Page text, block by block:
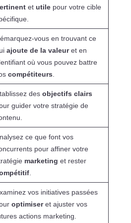
et utilepour votre cible
vous en trouvant ce
ajoute de la valeuret en
où vous pouvez battre
compétiteurs
des objectifs clairs
guider votre stratégie de
ce que font vos
pour affiner votre
marketing et rester
.
vos initiatives passées
optimiseret ajuster vos
actions marketing.